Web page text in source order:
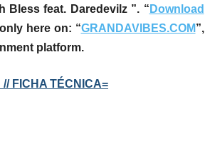
Bless feat. Daredevilz ”. “ Download
here on: “GRANDAVIBES.COM”,
platform.
FICHA TÉCNICA=